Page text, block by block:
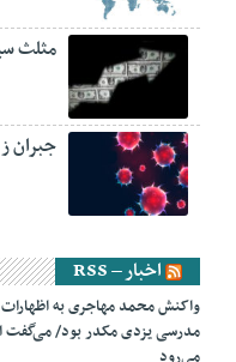
مثلث
جبران
اخبار – RSS
واکنش محمد مهاجری به اظهارات
مدرسی یزدی مکدر بود/ می‌گفت